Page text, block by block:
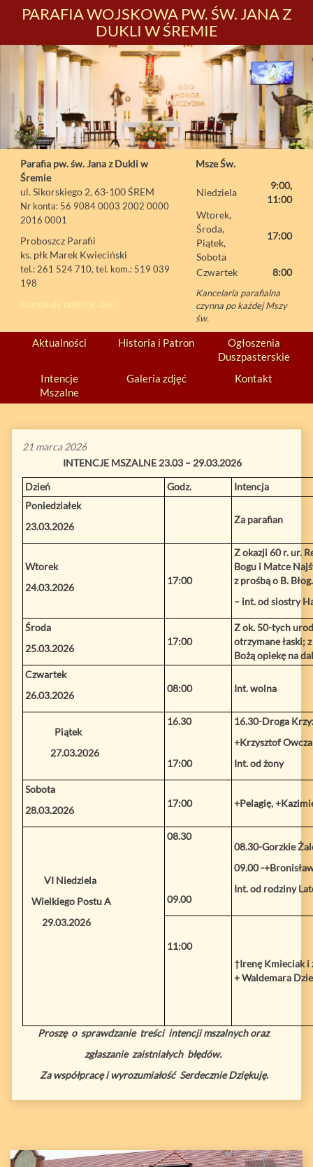
PARAFIA WOJSKOWA PW. ŚW. JANA Z
DUKLI W ŚREMIE
Parafia pw. św. Jana z Dukli w
Śremie
ul. Sikorskiego 2, 63-100 ŚREM
Nr konta: 56 9084 0003 2002 0000
2016 0001
Proboszcz Parafii
ks. płk Marek Kwieciński
tel.: 261 524 710, tel. kom.: 519 039
198
Standardy ochrony dzieci
Msze Św.
Niedziela
9:00,
11:00
Wtorek,
Środa,
Piątek,
Sobota
17:00
Czwartek 8:00
Kancelaria parafialna
czynna po każdej Mszy
św.
Aktualności Historia i Patron
Ogłoszenia
Duszpasterskie
Intencje
Mszalne
Galeria zdjęć Kontakt
21 marca 2026
INTENCJE MSZALNE 23.03 – 29.03.2026
Dzień
Godz.
Intencja
Poniedziałek
23.03.2026
Za parafian
Wtorek
24.03.2026
17:00
Z okazji 60 r. ur.
Bogu i Matce
z prośbą o B.
– int. od siostry
Środa
25.03.2026
17:00
Z ok. 50-tych
otrzymane łaski;
Bożą opiekę na
Czwartek
26.03.2026
08:00 Int. wolna
Piątek
27.03.2026
16.30
17:00
16.30-Droga
+Krzysztof
Int. od żony
Sobota
28.03.2026
17:00 +Pelagię,
VI Niedziela
Wielkiego Postu A
29.03.2026
08.30
09.00
08.30-Gorzkie
09.00-
Int. od rodziny
11:00
†Irenę Kmieciak i
+ Waldemara
Proszę o sprawdzanie treści intencji mszalnych oraz
zgłaszanie zaistniałych błędów.
Za współpracę i wyrozumiałość Serdecznie Dziękuję.